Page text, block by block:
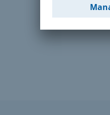
sua